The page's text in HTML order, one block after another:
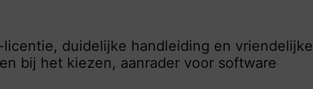
duidelijke handleiding en vriendelijke
bij het kiezen, aanrader voor software